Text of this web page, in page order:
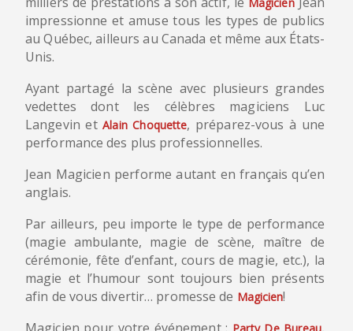
impressionne et amuse tous les types de publics
au Québec, ailleurs au Canada et même aux États-
Unis.
Ayant partagé la scène avec plusieurs grandes
vedettes dont les célèbres magiciens Luc
Langevin etAlain Choquette, préparez-vous à une
performance des plus professionnelles.
Jean Magicien performe autant en français qu’en
anglais.
Par ailleurs, peu importe le type de performance
(magie ambulante, magie de scène, maître de
cérémonie, fête d’enfant, cours de magie, etc.), la
magie et l’humour sont toujours bien présents
afin de vous divertir… promesse de Magicien!